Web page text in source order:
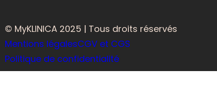
© MyKLINICA 2025 | Tous droits réservés
Mentions légalesCGV et CGS
Politique de confidentialité